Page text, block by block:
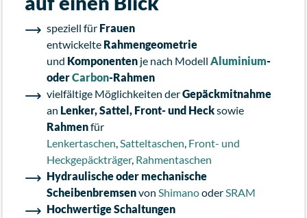
speziell für Frauen
entwickelte Rahmengeometrie
und Komponenten je nach Modell Aluminium-
oderCarbon-Rahmen
vielfältige Möglichkeiten derGepäckmitnahme
an Lenker, Sattel, Front- und Hecksowie
Rahmenfür
Lenkertaschen,Satteltaschen, Front- und
Heckgepäckträger, Rahmentaschen
Hydraulische oder mechanische
Scheibenbremsenvon ShimanooderSRAM
Hochwertige Schaltungen